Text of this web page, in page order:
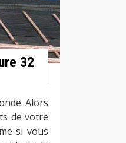
32
Alors
de votre
si vous